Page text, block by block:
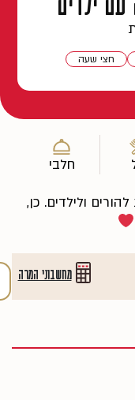
חצי שעה
חלבי
ולילדים. כן,
מחשבוני המרה